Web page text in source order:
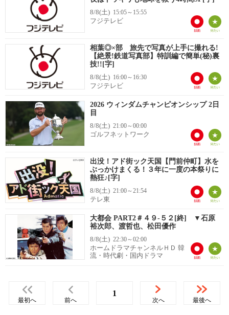
8/8(土) 15:05～15:55
フジテレビ
相葉◎×部 旅先で写真が上手に撮れる!
【絶景!鉄道写真部】特訓編で簡単(秘)裏
技!![字]
8/8(土) 16:00～16:30
フジテレビ
2026 ウィンダムチャンピオンシップ 2日
目
8/8(土) 21:00～00:00
ゴルフネットワーク
出没！アド街ック天国【門前仲町】水を
ぶっかけまくる！３年に一度の本祭りに
熱狂♪[字]
8/8(土) 21:00～21:54
テレ東
大都会 PART2＃４９-５２[終] ▼石原
裕次郎、渡哲也、松田優作
8/8(土) 22:30～02:00
ホームドラマチャンネルＨＤ 韓
流・時代劇・国内ドラマ
最初へ 前へ
1
次へ 最後へ